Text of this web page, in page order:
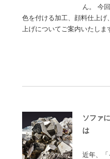
ん。 今
色を付ける加工、顔料仕上
上げについてご案内いたし
ソファ
は
近年、